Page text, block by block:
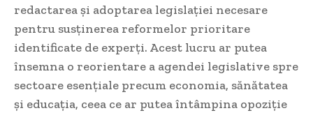
redactarea și adoptarea legislației necesare
pentru susținerea reformelor prioritare
identificate de experți. Acest lucru ar putea
însemna o reorientare a agendei legislative spre
sectoare esențiale precum economia, sănătatea
și educația, ceea ce ar putea întâmpina opoziție